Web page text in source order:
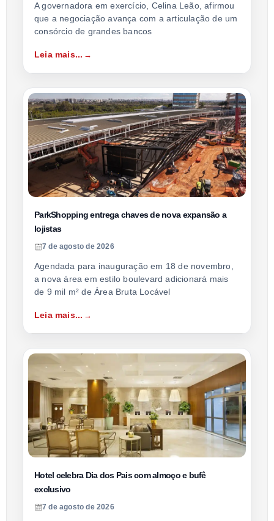
A governadora em exercício, Celina Leão, afirmou
que a negociação avança com a articulação de um
consórcio de grandes bancos
Leia mais...
ParkShopping entrega chaves de nova expansão a
lojistas
7 de agosto de 2026
Agendada para inauguração em 18 de novembro,
a nova área em estilo boulevard adicionará mais
de 9 mil m² de Área Bruta Locável
Leia mais...
Hotel celebra Dia dos Pais com almoço e bufê
exclusivo
7 de agosto de 2026